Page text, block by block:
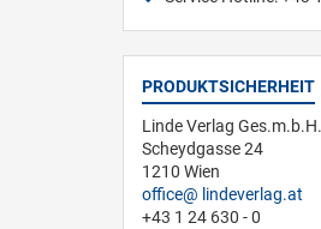
PRODUKTSICHERHEIT
Linde Verlag Ges.m.b.H.
Scheydgasse 24
1210 Wien
office
lindeverlag.at
+43 1 24 630 - 0